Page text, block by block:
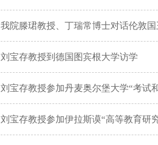
我院滕珺教授、丁瑞常博士对话伦敦
刘宝存教授到德国图宾根大学访学
刘宝存教授参加丹麦奥尔堡大学“考试
刘宝存教授参加伊拉斯谟“高等教育研